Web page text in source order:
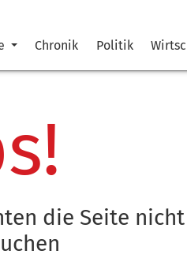
Chronik Politik
die Seite